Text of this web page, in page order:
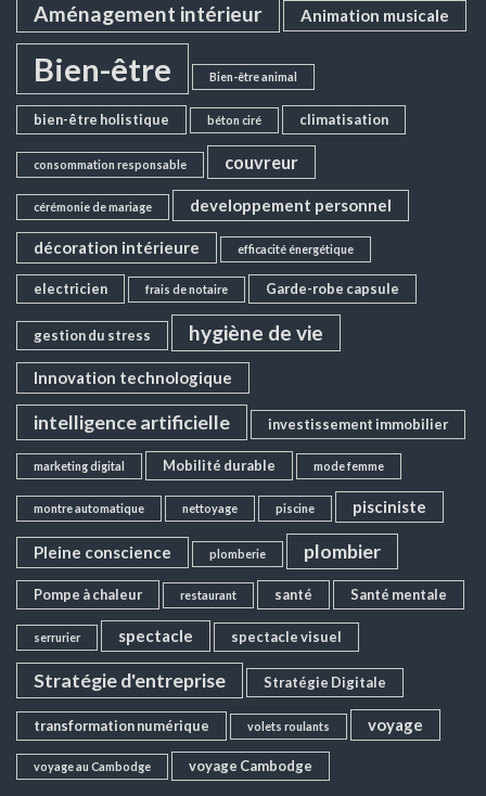
Aménagement intérieur Animation musicale
Bien-être Bien-être animal
bien-être holistique béton ciré climatisation
consommation responsable couvreur
cérémonie de mariage developpement personnel
décoration intérieure efficacité énergétique
electricien frais de notaire Garde-robe capsule
gestion du stress hygiène de vie
Innovation technologique
intelligence artificielle investissement immobilier
marketing digital Mobilité durable mode femme
montre automatique nettoyage piscine pisciniste
Pleine conscience plomberie plombier
Pompe à chaleur restaurant santé Santé mentale
serrurier spectacle spectacle visuel
Stratégie d'entreprise Stratégie Digitale
transformation numérique volets roulants voyage
voyage au Cambodge voyage Cambodge